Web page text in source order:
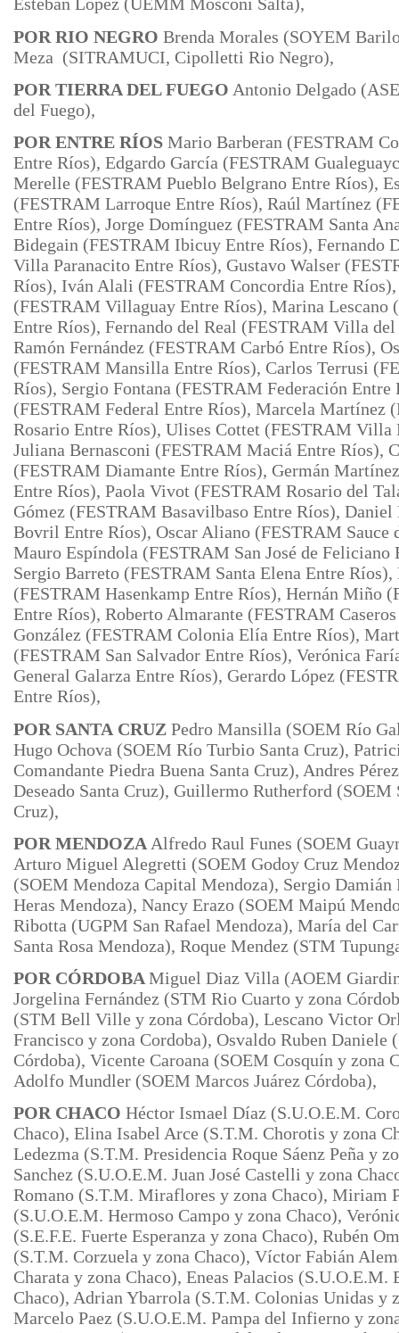
POR RIO NEGRO Brenda Morales (SOYEM
Meza (SITRAMUCI, Cipolletti Rio Negro),
POR TIERRA DEL FUEGO Antonio Delgado
del Fuego),
POR ENTRE RÍOS Mario Barberan (FESTRAM
Entre Ríos), Edgardo García (FESTRAM
Merelle (FESTRAM Pueblo Belgrano Entre Ríos),
(FESTRAM Larroque Entre Ríos), Raúl Martínez
Entre Ríos), Jorge Domínguez (FESTRAM Santa
Bidegain (FESTRAM Ibicuy Entre Ríos), Fernando
Villa Paranacito Entre Ríos), Gustavo Walser
Ríos), Iván Alali (FESTRAM Concordia Entre
(FESTRAM Villaguay Entre Ríos), Marina Lescano
Entre Ríos), Fernando del Real (FESTRAM Villa
Ramón Fernández (FESTRAM Carbó Entre Ríos),
(FESTRAM Mansilla Entre Ríos), Carlos Terrusi
Ríos), Sergio Fontana (FESTRAM Federación
(FESTRAM Federal Entre Ríos), Marcela Martínez
Rosario Entre Ríos), Ulises Cottet (FESTRAM Villa
Juliana Bernasconi (FESTRAM Maciá Entre Ríos),
(FESTRAM Diamante Entre Ríos), Germán
Entre Ríos), Paola Vivot (FESTRAM Rosario del
Gómez (FESTRAM Basavilbaso Entre Ríos),
Bovril Entre Ríos), Oscar Aliano (FESTRAM Sauce
Mauro Espíndola (FESTRAM San José de Feliciano
Sergio Barreto (FESTRAM Santa Elena Entre Ríos),
(FESTRAM Hasenkamp Entre Ríos), Hernán Miño
Entre Ríos), Roberto Almarante (FESTRAM
González (FESTRAM Colonia Elía Entre Ríos),
(FESTRAM San Salvador Entre Ríos), Verónica
General Galarza Entre Ríos), Gerardo López
Entre Ríos),
POR SANTA CRUZ Pedro Mansilla (SOEM Río
Hugo Ochova (SOEM Río Turbio Santa Cruz),
Comandante Piedra Buena Santa Cruz), Andres
Deseado Santa Cruz), Guillermo Rutherford (SOEM
Cruz),
POR MENDOZA Alfredo Raul Funes (SOEM
Arturo Miguel Alegretti (SOEM Godoy Cruz
(SOEM Mendoza Capital Mendoza), Sergio
Heras Mendoza), Nancy Erazo (SOEM Maipú
Ribotta (UGPM San Rafael Mendoza), María del
Santa Rosa Mendoza), Roque Mendez (STM
POR CÓRDOBA Miguel Diaz Villa (AOEM
Jorgelina Fernández (STM Rio Cuarto y zona
(STM Bell Ville y zona Córdoba), Lescano Victor
Francisco y zona Cordoba), Osvaldo Ruben Daniele
Córdoba), Vicente Caroana (SOEM Cosquín y zona
Adolfo Mundler (SOEM Marcos Juárez Córdoba),
POR CHACO Héctor Ismael Díaz (S.U.O.E.M.
Chaco), Elina Isabel Arce (S.T.M. Chorotis y zona
Ledezma (S.T.M. Presidencia Roque Sáenz Peña y
Sanchez (S.U.O.E.M. Juan José Castelli y zona
Romano (S.T.M. Miraflores y zona Chaco), Miriam
(S.U.O.E.M. Hermoso Campo y zona Chaco),
(S.E.F.E. Fuerte Esperanza y zona Chaco), Rubén
(S.T.M. Corzuela y zona Chaco), Víctor Fabián
Charata y zona Chaco), Eneas Palacios (S.U.O.E.M.
Chaco), Adrian Ybarrola (S.T.M. Colonias Unidas y
Marcelo Paez (S.U.O.E.M. Pampa del Infierno y